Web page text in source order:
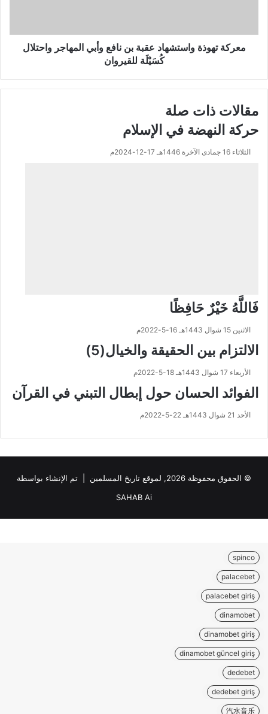
واحتلال
كُسَيْلَةمعركة تهوذة واستشهاد عقبة بن نافع وأبي المهاجر واحتلال
كُسَيْلَة للقيروان
مقالات ذات صلة
حركة النهضة في الإسلام
الثلاثاء 16 جمادى الآخرة 1446هـ 17-12-2024م
فَاللَّهُ خَيْرٌ حَافِظًا
الاثنين 15 شوال 1443هـ 16-5-2022م
الالتزام بين الحقيقة والخيال(5)
الأربعاء 17 شوال 1443هـ 18-5-2022م
الفوائد الحسان حول إبطال التبني في القرآن
الأحد 21 شوال 1443هـ 22-5-2022م
© الحقوق محفوظة 2026, لموقع تاريخ المسلمين | تم الإنشاء بواسطة
SAHAB Ai
spinco
palacebet
palacebet giriş
dinamobet
dinamobet giriş
dinamobet güncel giriş
dedebet
dedebet giriş
汽水音乐